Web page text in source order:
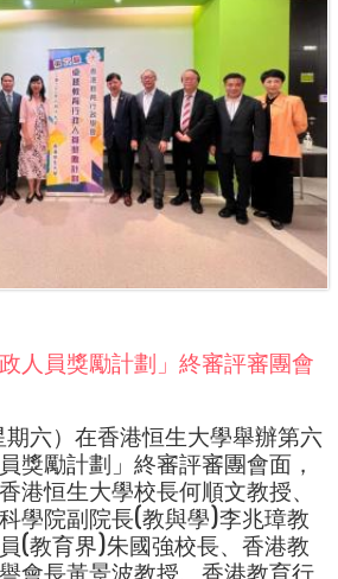
人員獎勵計劃」終審評審團會
期六）在香港恒生大學舉辦第六
獎勵計劃」終審評審團會面，
港恒生大學校長何順文教授、
學院副院長(教與學)李兆璋教
(教育界)朱國強校長、香港教